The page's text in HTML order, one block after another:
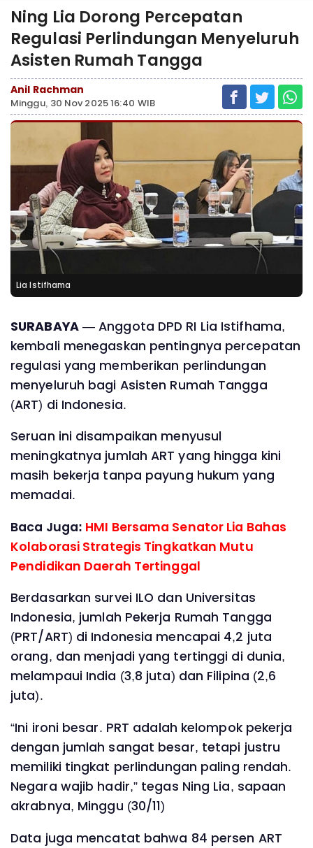
Ning Lia Dorong Percepatan
Regulasi Perlindungan Menyeluruh
Asisten Rumah Tangga
Anil Rachman
Minggu, 30 Nov 2025 16:40 WIB
Lia Istifhama
SURABAYA— Anggota DPD RI Lia Istifhama,
kembali menegaskan pentingnya percepatan
regulasi yang memberikan perlindungan
menyeluruh bagi Asisten Rumah Tangga
(ART) di Indonesia.
Seruan ini disampaikan menyusul
meningkatnya jumlah ART yang hingga kini
masih bekerja tanpa payung hukum yang
memadai.
Baca Juga: HMI Bersama Senator Lia Bahas
Kolaborasi Strategis Tingkatkan Mutu
Pendidikan Daerah Tertinggal
Berdasarkan survei ILO dan Universitas
Indonesia, jumlah Pekerja Rumah Tangga
(PRT/ART) di Indonesia mencapai 4,2 juta
orang, dan menjadi yang tertinggi di dunia,
melampaui India (3,8 juta) dan Filipina (2,6
juta).
“Ini ironi besar. PRT adalah kelompok pekerja
dengan jumlah sangat besar, tetapi justru
memiliki tingkat perlindungan paling rendah.
Negara wajib hadir,” tegas Ning Lia, sapaan
akrabnya, Minggu (30/11)
Data juga mencatat bahwa 84 persen ART